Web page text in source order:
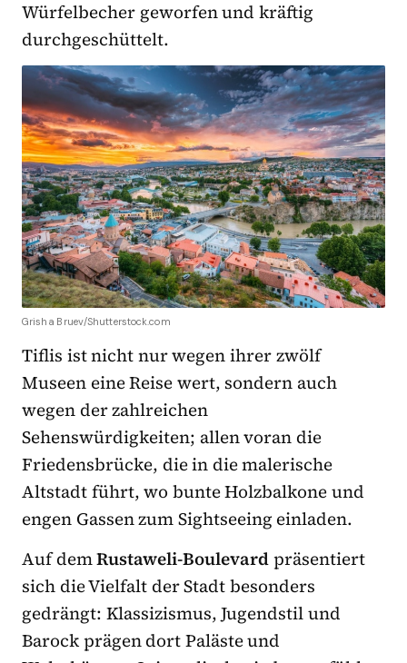
Würfelbecher geworfen und kräftig
durchgeschüttelt.
Grisha Bruev/Shutterstock.com
Tiflis ist nicht nur wegen ihrer zwölf
Museen eine Reise wert, sondern auch
wegen der zahlreichen
Sehenswürdigkeiten; allen voran die
Friedensbrücke, die in die malerische
Altstadt führt, wo bunte Holzbalkone und
engen Gassen zum Sightseeing einladen.
Auf demRustaweli-Boulevardpräsentiert
sich die Vielfalt der Stadt besonders
gedrängt: Klassizismus, Jugendstil und
Barock prägen dort Paläste und